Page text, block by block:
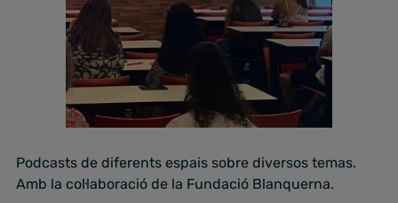
Podcasts de diferents espais sobre diversos temas.
Amb la col·laboració de la Fundació Blanquerna.